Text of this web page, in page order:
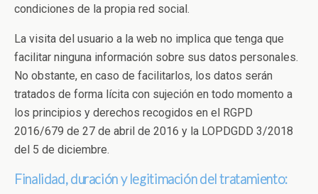
condiciones de la propia red social.
La visita del usuario a la web no implica que tenga que
facilitar ninguna información sobre sus datos personales.
No obstante, en caso de facilitarlos, los datos serán
tratados de forma lícita con sujeción en todo momento a
los principios y derechos recogidos en el RGPD
2016/679 de 27 de abril de 2016 y la LOPDGDD 3/2018
del 5 de diciembre.
Finalidad, duración y legitimación del tratamiento: